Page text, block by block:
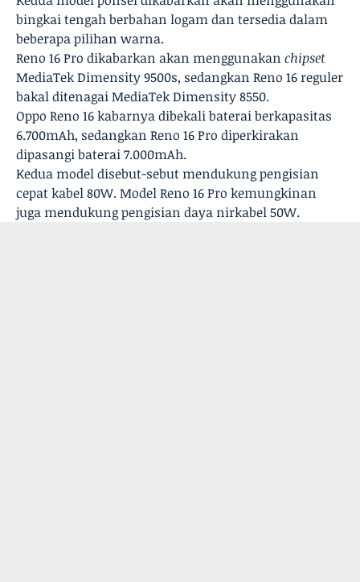
bingkai tengah berbahan logam dan tersedia dalam
beberapa pilihan warna.
Reno 16 Pro dikabarkan akan menggunakan chipset
MediaTek Dimensity 9500s, sedangkan Reno 16 reguler
bakal ditenagai MediaTek Dimensity 8550.
Oppo Reno 16 kabarnya dibekali baterai berkapasitas
6.700mAh, sedangkan Reno 16 Pro diperkirakan
dipasangi baterai 7.000mAh.
Kedua model disebut-sebut mendukung pengisian
cepat kabel 80W. Model Reno 16 Pro kemungkinan
juga mendukung pengisian daya nirkabel 50W.